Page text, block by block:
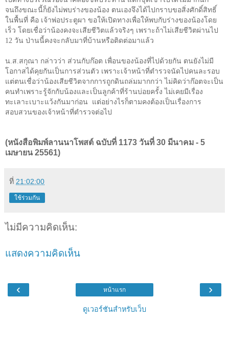
จนถึงขณะนี้ก็ยังไม่พบร่างของน้อง ตนเองจึงได้ไปกราบขอสิ่งศักดิ์สิทธิ์
ในพื้นที่ คือ เจ้าพ่อประตูผา ขอให้เปิดทางเพื่อให้พบกับร่างของน้องโดย
เร็ว โดยเชื่อว่าน้องคงจะเสียชีวิตแล้วจริงๆ เพราะถ้าไม่เสียชีวิตผ่านไป
12 วัน ป่านนี้คงจะกลับมาที่บ้านหรือติดต่อมาแล้ว
น.ส.สกุณา กล่าวว่า ส่วนกับก๊อต เพื่อนของน้องที่ไปด้วยกัน ตนยังไม่มี
โอกาสได้คุยกันเป็นการส่วนตัว เพราะเจ้าหน้าที่ตำรวจนัดไปคนละรอบ
แต่ตนเชื่อว่าน้องเสียชีวิตจากการถูกดินถล่มมากกว่า ไม่คิดว่าก๊อตจะเป็น
คนทำเพราะรู้จักกับน้องและเป็นลูกค้าที่ร้านบ่อยครั้ง ไม่เคยมีเรื่อง
ทะเลาะเบาะแว้งกันมาก่อน
แต่อย่างไรก็ตามคงต้องเป็นเรื่องการ
สอบสวนของเจ้าหน้าที่ตำรวจต่อไป
(หนังสือพิมพ์ลานนาโพสต์ ฉบับที่ 1173 วันที่ 30 มีนาคม - 5
เมษายน 25561)
ที่ 21:02:00
ใช้ร่วมกัน
ไม่มีความคิดเห็น:
แสดงความคิดเห็น
‹ ›
หน้าแรก
ดูเวอร์ชันสำหรับเว็บ